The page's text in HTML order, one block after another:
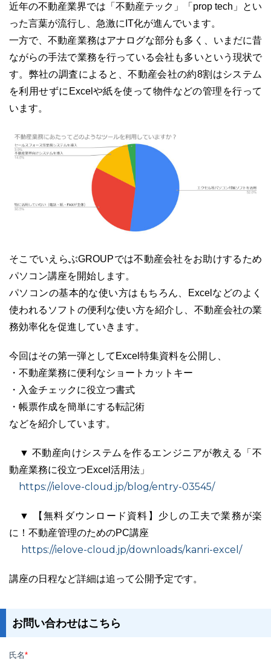
03-6689-1791
近年の不動産業界では「不動産テック」「prop tech」とい
った言葉が流行し、急激にIT化が進んでいます。
一方で、不動産業務はアナログな部分も多く、いまだに昔
ながらの手法で業務を行っている会社も多いという現状で
す。弊社の調査によると、不動産会社の約8割はシステム
を利用せずにExcelや紙を使って物件などの管理を行って
います。
そこでいえらぶGROUPでは不動産会社をお助けするため
パソコン講座を開始します。
パソコンの基本的な使い方はもちろん、Excelなどのよく
使われるソフトの便利な使い方を紹介し、不動産会社の業
務効率化を促進していきます。
今回はその第一弾としてExcel特集資料を公開し、
・不動産業務に便利なショートカットキー
・入金チェックに役立つ書式
・帳票作成を簡単にする転記術
などを紹介しています。
▼ 不動産向けシステムを作るエンジニアが教える「不
動産業務に役立つExcel活用法」
https://ielove-cloud.jp/blog/entry-03545/
▼ 【無料ダウンロード資料】少しの工夫で業務が楽
に！不動産管理のためのPC講座
https://ielove-cloud.jp/downloads/kanri-excel/
講座の日程など詳細は追って公開予定です。
お問い合わせはこちら